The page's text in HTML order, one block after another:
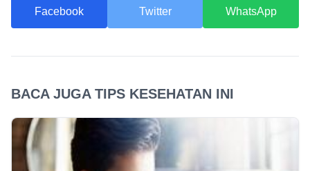
Facebook Twitter WhatsApp
BACA JUGA TIPS KESEHATAN INI